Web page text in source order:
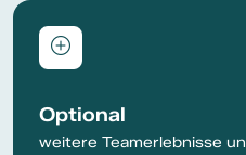
Optional
weitere Teamerlebnisse